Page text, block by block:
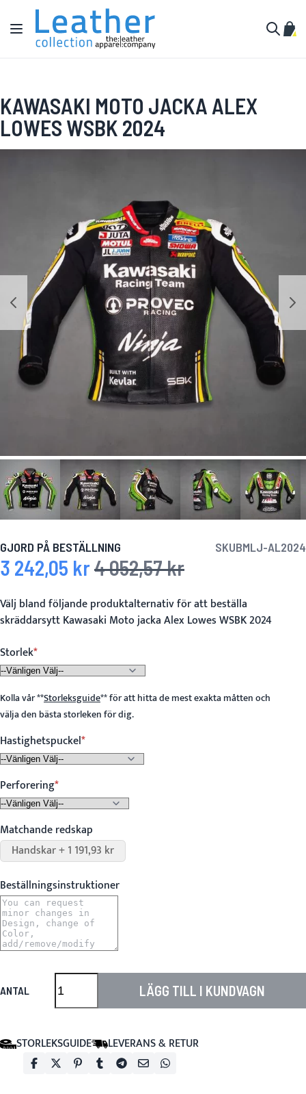
Hoppa till innehållet
Växla Nav
Min
KAWASAKI MOTO JACKA ALEX
LOWES WSBK 2024
GJORD PÅ BESTÄLLNING SKUBMLJ-AL2024
Specialpris
3 242,05 kr Ordinarie pris
4 052,57 kr
Välj bland följande produktalternativ för att beställa
skräddarsytt Kawasaki Moto jacka Alex Lowes WSBK 2024
Storlek
Kolla vår**Storleksguide**för att hitta de mest exakta måtten och
välja den bästa storleken för dig.
Hastighetspuckel
Perforering
Matchande redskap
Handskar + 1 191,93 kr
Beställningsinstruktioner
ANTAL LÄGG TILL I KUNDVAGN
STORLEKSGUIDE LEVERANS & RETUR